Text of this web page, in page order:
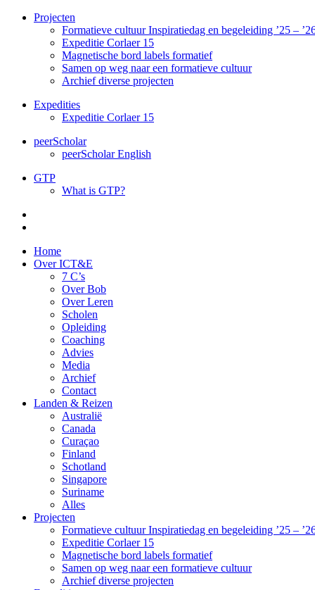
Projecten
Formatieve cultuur Inspiratiedag en begeleiding ’25 –
Expeditie Corlaer 15
Magnetische bord labels formatief
Samen op weg naar een formatieve cultuur
Archief diverse projecten
Expedities
Expeditie Corlaer 15
peerScholar
peerScholar English
GTP
What is GTP?
Home
Over ICT&E
7 C’s
Over Bob
Over Leren
Scholen
Opleiding
Coaching
Advies
Media
Archief
Contact
Landen & Reizen
Australië
Canada
Curaçao
Finland
Schotland
Singapore
Suriname
Alles
Projecten
Formatieve cultuur Inspiratiedag en begeleiding ’25 –
Expeditie Corlaer 15
Magnetische bord labels formatief
Samen op weg naar een formatieve cultuur
Archief diverse projecten